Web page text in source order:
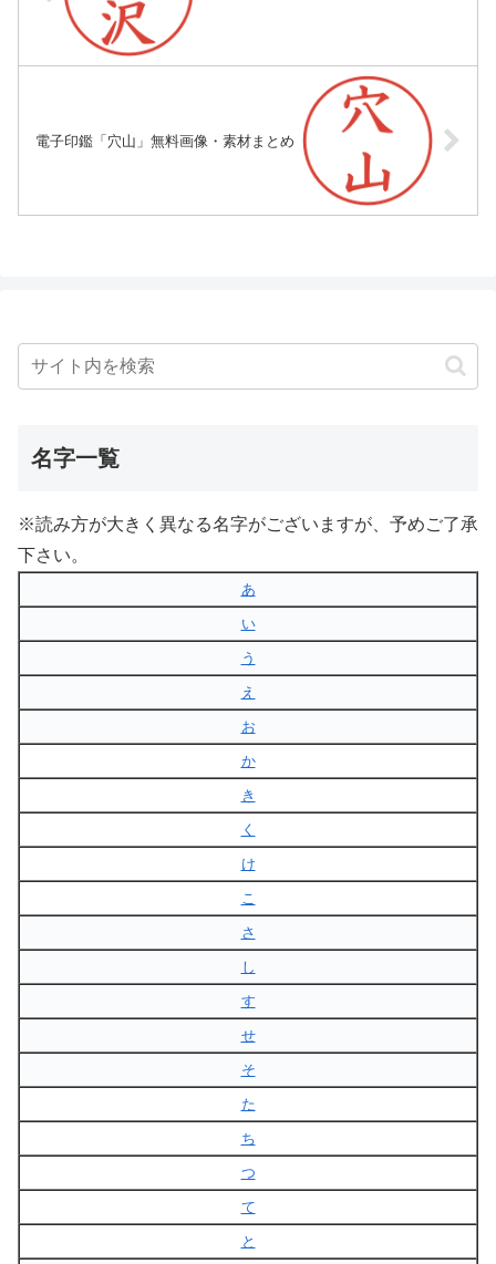
電子印鑑「穴山」無料画像・素材まとめ
名字一覧
※読み方が大きく異なる名字がございますが、予めご了承
下さい。
あ
い
う
え
お
か
き
く
け
こ
さ
し
す
せ
そ
た
ち
つ
て
と